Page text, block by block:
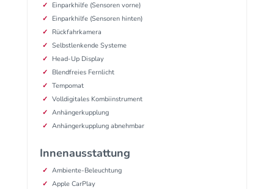
Einparkhilfe (Sensoren vorne)
Einparkhilfe (Sensoren hinten)
Rückfahrkamera
Selbstlenkende Systeme
Head-Up Display
Blendfreies Fernlicht
Tempomat
Volldigitales Kombiinstrument
Anhängerkupplung
Anhängerkupplung abnehmbar
Innenausstattung
Ambiente-Beleuchtung
Apple CarPlay